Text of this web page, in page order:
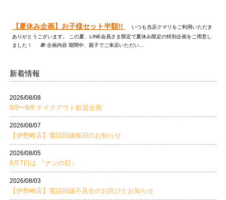
【夏休み企画】お子様セット半額!!
いつも当店クマリをご利用いただき
ありがとうございます。 この夏、LINE会員さま限定で夏休み限定の特別企画をご用意し
ました！ 🎁 企画内容 期間中、親子でご来店いただい...
新着情報
2026/08/08
8/8〜8/9 テイクアウト歓迎企画
2026/08/07
【伊勢崎店】電話回線復旧のお知らせ
2026/08/05
8月7日は 『ナンの日』
2026/08/03
【伊勢崎店】電話回線不具合のお詫びとお知らせ